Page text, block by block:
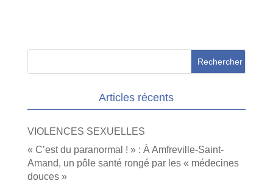
Articles récents
VIOLENCES SEXUELLES
« C’est du paranormal ! » : À Amfreville-Saint-
Amand, un pôle santé rongé par les « médecines
douces »